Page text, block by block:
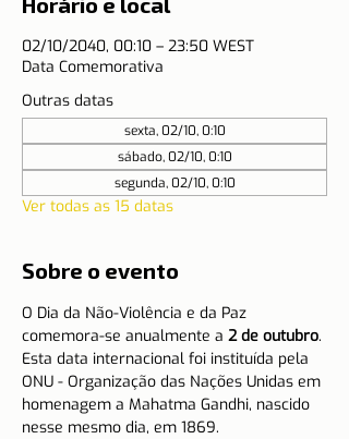
02/10/2040, 00:10 – 23:50 WEST
Data Comemorativa
Outras datas
sexta, 02/10, 0:10
sábado, 02/10, 0:10
segunda, 02/10, 0:10
Ver todas as 15 datas
Sobre o evento
O Dia da Não-Violência e da Paz
comemora-se anualmente a 2 de outubro.
Esta data internacional foi instituída pela
ONU - Organização das Nações Unidas em
homenagem a Mahatma Gandhi, nascido
nesse mesmo dia, em 1869.